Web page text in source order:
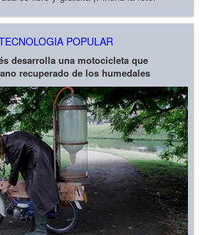
POPULAR
desarrolla una motocicleta que
recuperado de los humedales